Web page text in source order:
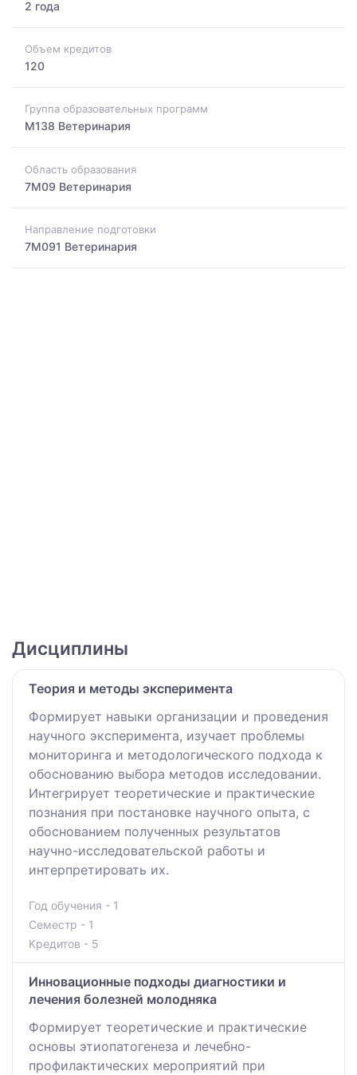
2 года
Объем кредитов
120
Группа образовательных программ
M138 Ветеринария
Область образования
7M09 Ветеринария
Направление подготовки
7M091 Ветеринария
Дисциплины
Теория и методы эксперимента
Формирует навыки организации и проведения
научного эксперимента, изучает проблемы
мониторинга и методологического подхода к
обоснованию выбора методов исследовании.
Интегрирует теоретические и практические
познания при постановке научного опыта, с
обоснованием полученных результатов
научно-исследовательской работы и
интерпретировать их.
Год обучения - 1
Семестр - 1
Кредитов - 5
Инновационные подходы диагностики и
лечения болезней молодняка
Формирует теоретические и практические
основы этиопатогенеза и лечебно-
профилактических мероприятий при